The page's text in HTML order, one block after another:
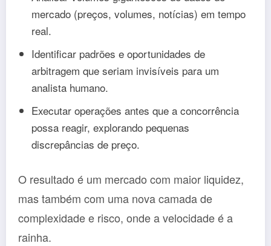
mercado (preços, volumes, notícias) em tempo
real.
Identificar padrões e oportunidades de
arbitragem que seriam invisíveis para um
analista humano.
Executar operações antes que a concorrência
possa reagir, explorando pequenas
discrepâncias de preço.
O resultado é um mercado com maior liquidez,
mas também com uma nova camada de
complexidade e risco, onde a velocidade é a
rainha.